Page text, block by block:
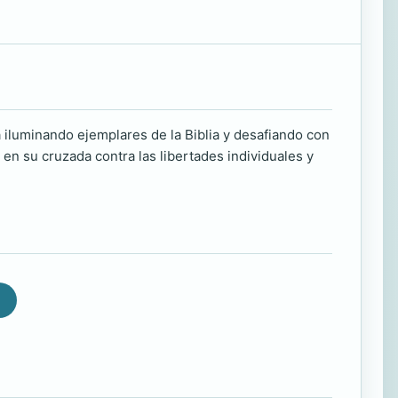
ejemplares de la Biblia y desafiando con
su cruzada contra las libertades individuales y